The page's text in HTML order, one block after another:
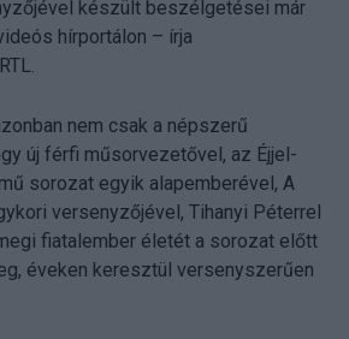
készült beszélgetései már
hírportálon – írja
nem csak a népszerű
új férfi műsorvezetővel, az Éjjel-
sorozat egyik alapemberével, A
versenyzőjével, Tihanyi Péterrel
fiatalember életét a sorozat előtt
éveken keresztül versenyszerűen